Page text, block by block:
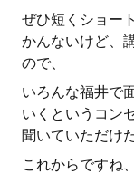
ぜひ短くショー
かんないけど、
ので、
いろんな福井で
いくというコン
聞いていただけ
これからですね